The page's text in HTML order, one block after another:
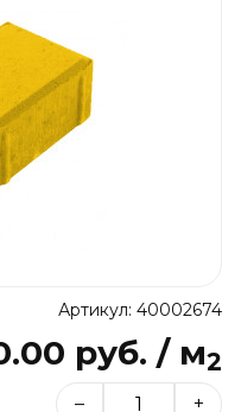
Артикул: 40002674
руб. / м2
– +